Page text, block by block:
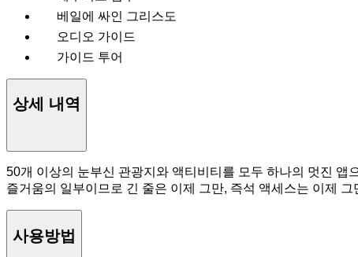
베일에 싸인 그리스도
오디오 가이드
가이드 투어
상세 내역
50개 이상의 눈부신 관광지와 액티비티를 모두 하나의 멋진 앱
즐거움의 일부이므로 긴 줄은 이제 그만, 즉석 액세스는 이제 그
사용방법